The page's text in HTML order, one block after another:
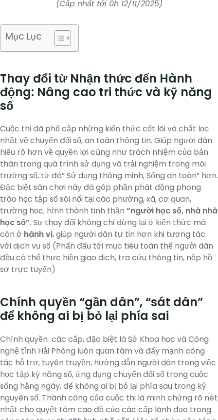
(Cập nhất tới 0h 12/11/2025)
Mục Lục
Thay đổi từ Nhận thức đến Hành
động: Nâng cao tri thức và kỹ năng
số
Cuộc thi đã phổ cập những kiến thức cốt lõi và chắt lọc
nhất về chuyển đổi số, an toàn thông tin. Giúp người dân
hiểu rõ hơn về quyền lợi cũng như trách nhiệm của bản
thân trong quá trình sử dụng và trải nghiệm trong môi
trường số, từ đó” Sử dụng thông minh, Sống an toàn” hơn.
Đặc biệt sân chơi này đã góp phần phát động phong
trào học tập số sôi nổi tại các phường, xã, cơ quan,
trường học, hình thành tinh thần “người học số, nhà nhà
học số”. Sự thay đổi không chỉ dừng lại ở kiến thức mà
còn ở hành vi, giúp người dân tự tin hơn khi tương tác
với dịch vụ số (Phấn đấu tới mục tiêu toàn thể người dân
đều có thể thực hiện giao dịch, tra cứu thông tin, nộp hồ
sơ trực tuyến)
Chính quyền “gần dân”, “sát dân”
để không ai bị bỏ lại phía sai
Chính quyền các cấp, đặc biệt là Sở Khoa học và Công
nghệ tỉnh Hải Phòng luôn quan tâm và đẩy mạnh công
tác hỗ trợ, tuyên truyền, hướng dẫn người dân trong việc
học tập kỹ năng số, ứng dụng chuyển đổi số trong cuộc
sống hằng ngày, để không ai bị bỏ lại phía sau trong kỷ
nguyên số. Thành công của cuộc thi là minh chứng rõ nét
nhất cho quyết tâm cao độ của các cấp lãnh đạo trong